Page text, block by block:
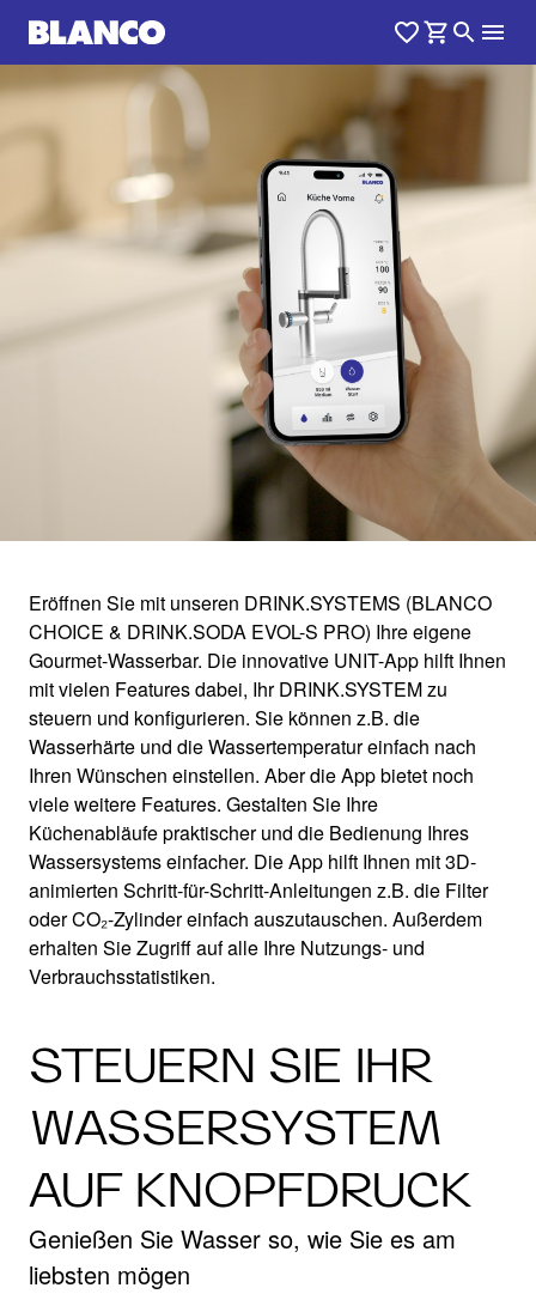
DIE BLANCO UNIT-
APP
Jetzt wird Wasser smarter!
Eröffnen Sie mit unseren DRINK.SYSTEMS (BLANCO
CHOICE & DRINK.SODA EVOL-S PRO) Ihre eigene
Gourmet-Wasserbar. Die innovative UNIT-App hilft Ihnen
mit vielen Features dabei, Ihr DRINK.SYSTEM zu
steuern und konfigurieren. Sie können z.B. die
Wasserhärte und die Wassertemperatur einfach nach
Ihren Wünschen einstellen. Aber die App bietet noch
viele weitere Features. Gestalten Sie Ihre
Küchenabläufe praktischer und die Bedienung Ihres
Wassersystems einfacher. Die App hilft Ihnen mit 3D-
animierten Schritt-für-Schritt-Anleitungen z.B. die Filter
oder CO₂-Zylinder einfach auszutauschen. Außerdem
erhalten Sie Zugriff auf alle Ihre Nutzungs- und
Verbrauchsstatistiken.
STEUERN SIE IHR
WASSERSYSTEM
AUF KNOPFDRUCK
Genießen Sie Wasser so, wie Sie es am
liebsten mögen